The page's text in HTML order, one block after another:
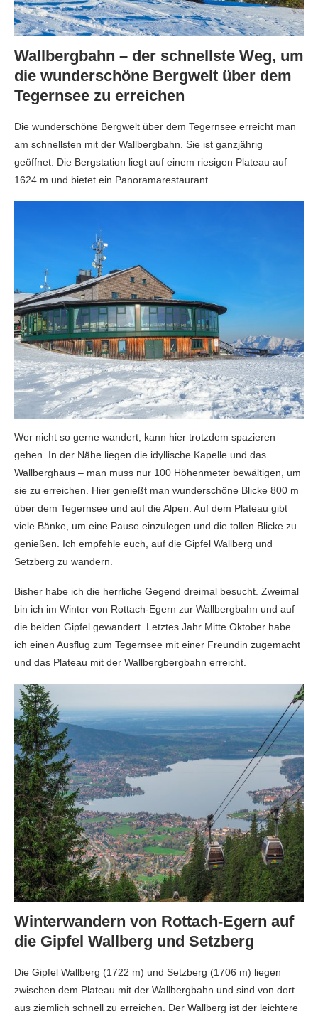
Wallbergbahn – der schnellste Weg, um
die wunderschöne Bergwelt über dem
Tegernsee zu erreichen
Die wunderschöne Bergwelt über dem Tegernsee erreicht man
am schnellsten mit der Wallbergbahn. Sie ist ganzjährig
geöffnet. Die Bergstation liegt auf einem riesigen Plateau auf
1624 m und bietet ein Panoramarestaurant.
Wer nicht so gerne wandert, kann hier trotzdem spazieren
gehen. In der Nähe liegen die idyllische Kapelle und das
Wallberghaus – man muss nur 100 Höhenmeter bewältigen, um
sie zu erreichen. Hier genießt man wunderschöne Blicke 800 m
über dem Tegernsee und auf die Alpen. Auf dem Plateau gibt
viele Bänke, um eine Pause einzulegen und die tollen Blicke zu
genießen. Ich empfehle euch, auf die Gipfel Wallberg und
Setzberg zu wandern.
Bisher habe ich die herrliche Gegend dreimal besucht. Zweimal
bin ich im Winter von Rottach-Egern zur Wallbergbahn und auf
die beiden Gipfel gewandert. Letztes Jahr Mitte Oktober habe
ich einen Ausflug zum Tegernsee mit einer Freundin zugemacht
und das Plateau mit der Wallbergbergbahn erreicht.
Winterwandern von Rottach-Egern auf
die Gipfel Wallberg und Setzberg
Die Gipfel Wallberg (1722 m) und Setzberg (1706 m) liegen
zwischen dem Plateau mit der Wallbergbahn und sind von dort
aus ziemlich schnell zu erreichen. Der Wallberg ist der leichtere